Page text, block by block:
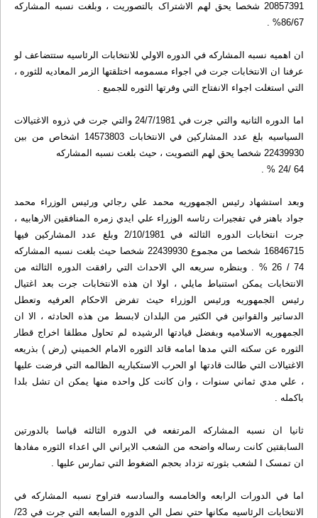
20857391 شخصا يحق لهم الاشتراک بالتصوريت ، وبلغت نسبه المشارکه
86/67% .
ان اهميه نسبه المشارکه في الدوره الاولي للانتخابات الرئاسيه ستتضاعف لو
عرفنا ان الانتخابات جرت في اجواء‌ مسمومه اختلقتها الزمر المعاديه للثوره ،
التي استغلت اجواء‌ الانفتاح التي وفرتها الثوره للجميع .
اما الدوره الثانيه والتي جرت في 24/7/1981 والتي جرت في ذروه الاغتيالات
السياسيه بلغ عدد المشارکين في الانتخابات 14573803 اشخاص من بين
22439930 شخصا يحق لهم التصويت ، حيث بلغت نسبه المشارکه
64 /24 % .
وبعد استشهاد رئيس الجمهوريه محمد علي رجائي ورئيس الوزراء محمد
جواد باهنر في تفجيرات رئاسه الوزراء علي ايدي زمره المنافقين الارهابيه ،
جرت انتخابات الدوره الثالثه في 2/10/1981 وبلغ عدد المشارکين فيها
16846715 شخصا من مجموع 22439930 شخصا حيث بلغت نسبه المشارکه
74 / 26 % . وبنظره سريعه الي الاحداث التي رافقت الدوره الثالثه من
الانتخابات يمکن استنباط مايلي ، اولا ان هذه الانتخابات جرت بعد اغتيال
رئيس الجمهوريه ورئيس الوزراء حيث تفرض الاحکام العرفيه وتعطل
الدساتير والقوانين في الکثير من البلدان لابسط من هذه الحادثه ، الا ان
الجمهوريه الاسلاميه وبفضل قيادتها الرشيده لم تحاول مطلقا اخراج قطار
الثوره عن سکته التي مدها امامه قائد الثوره الامام الخميني (رض ) بذريعه
الاغتيالات التي طالت قادتها او الحرب الاستکباريه الظالمه التي فرضت عليها
، علي مدي ثماني سنوات ، وان کانت کل واحده منها يمکن ان تشل بلدا
باکمله .
ثانيا ان نسبه المشارکه المرتفعه في الدوره الثالثه قياسا بالدورتين
السابقتين کانت رساله واضحه من الشعب الايراني الي اعداء الثوره مفادها
ان تمسک ا لشعب بثورته تزداد بحجم الضغوط التي تمارس عليها .
اما في الدورات الرابعه والخامسه والسادسه فتراوح نسبه المشارکه في
الانتخابات الرئاسيه مکانها حتي نصل الي الدوره السابعه التي جرت في 23/